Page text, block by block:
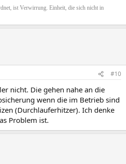
ist Verwirrung. Einheit, die sich nicht in
#10
nicht. Die gehen nahe an die
wenn die im Betrieb sind
(Durchlauferhitzer). Ich denke
Problem ist.